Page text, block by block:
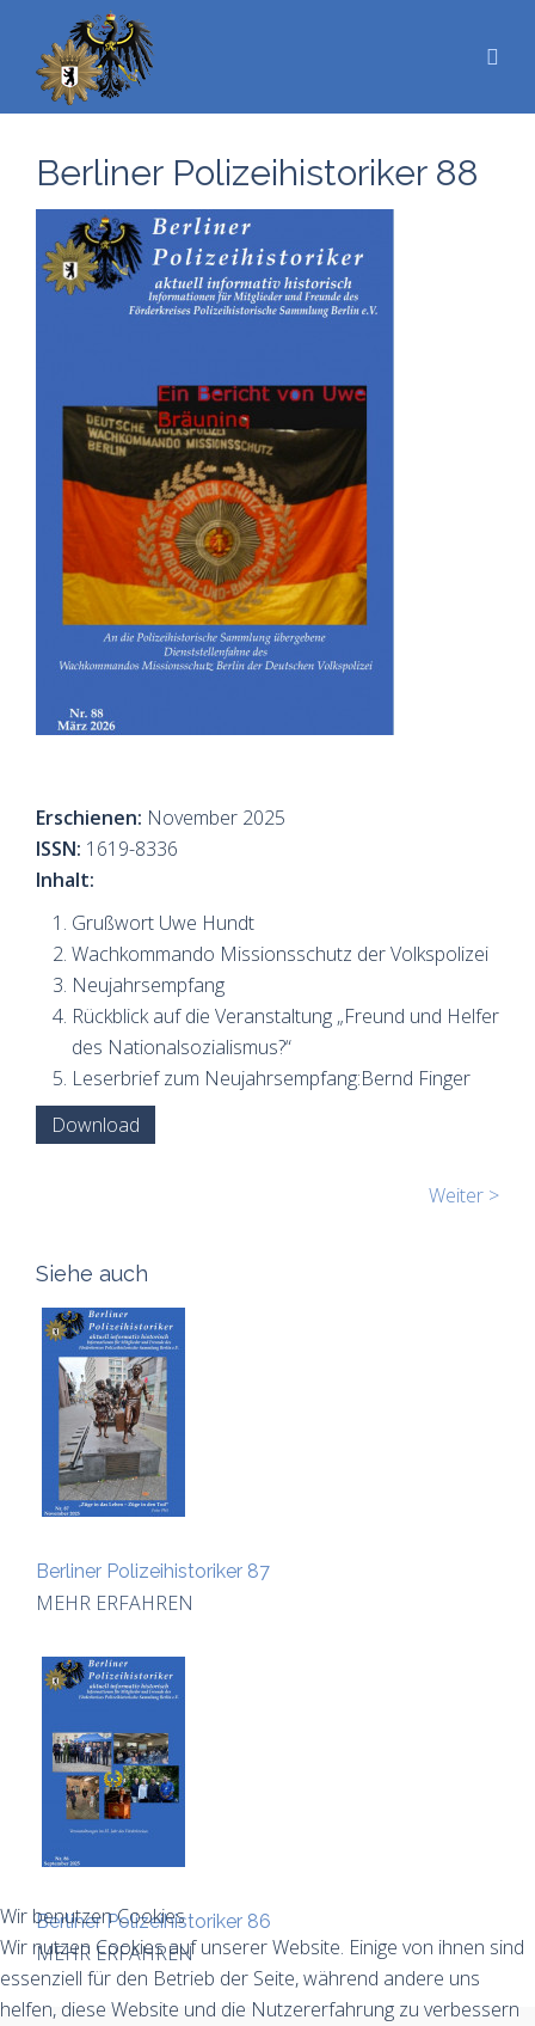
Berliner Polizeihistoriker 88
Erschienen: November 2025
ISSN: 1619-8336
Inhalt:
Grußwort Uwe Hundt
Wachkommando Missionsschutz der Volkspolizei
Neujahrsempfang
Rückblick auf die Veranstaltung „Freund und Helfer
des Nationalsozialismus?“
Leserbrief zum Neujahrsempfang:Bernd Finger
Download
Weiter >
Siehe auch
Berliner Polizeihistoriker 87
MEHR ERFAHREN
Berliner Polizeihistoriker 86
MEHR ERFAHREN
Wir benutzen Cookies
Wir nutzen Cookies auf unserer Website. Einige von ihnen sind
essenziell für den Betrieb der Seite, während andere uns
helfen, diese Website und die Nutzererfahrung zu verbessern